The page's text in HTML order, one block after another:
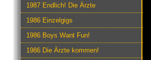
1987 Endlich! Die Ärzte
1986 Einzelgigs
1986 Boys Want Fun!
1986 Die Ärzte kommen!